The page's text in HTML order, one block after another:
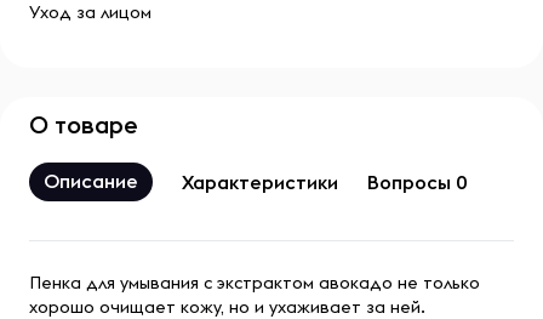
Уход за лицом
О товаре
Описание Характеристики Вопросы 0
Пенка для умывания с экстрактом авокадо не только
хорошо очищает кожу, но и ухаживает за ней.